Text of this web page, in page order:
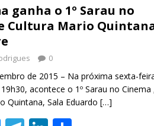
e
n
g
er
gr
a
m
e
dI
n
e
ganha o 1º Sarau no
Cultura Mario
0
de 2015 – Na próxima sexta-
acontece o 1º Sarau no Cinema
Quintana, Sala Eduardo […]